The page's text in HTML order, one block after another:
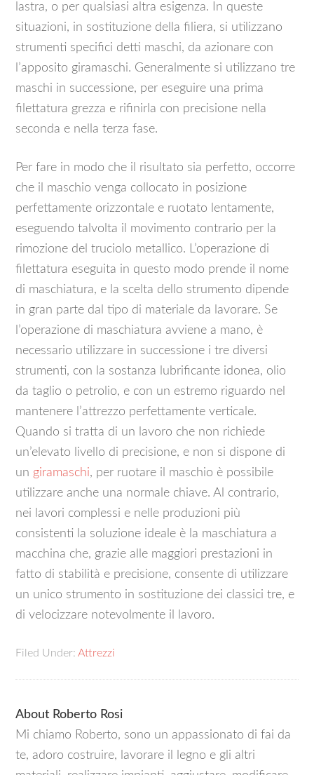
lastra, o per qualsiasi altra esigenza. In queste
situazioni, in sostituzione della filiera, si utilizzano
strumenti specifici detti maschi, da azionare con
l’apposito giramaschi. Generalmente si utilizzano tre
maschi in successione, per eseguire una prima
filettatura grezza e rifinirla con precisione nella
seconda e nella terza fase.
Per fare in modo che il risultato sia perfetto, occorre
che il maschio venga collocato in posizione
perfettamente orizzontale e ruotato lentamente,
eseguendo talvolta il movimento contrario per la
rimozione del truciolo metallico. L’operazione di
filettatura eseguita in questo modo prende il nome
di maschiatura, e la scelta dello strumento dipende
in gran parte dal tipo di materiale da lavorare. Se
l’operazione di maschiatura avviene a mano, è
necessario utilizzare in successione i tre diversi
strumenti, con la sostanza lubrificante idonea, olio
da taglio o petrolio, e con un estremo riguardo nel
mantenere l’attrezzo perfettamente verticale.
Quando si tratta di un lavoro che non richiede
un’elevato livello di precisione, e non si dispone di
un giramaschi, per ruotare il maschio è possibile
utilizzare anche una normale chiave. Al contrario,
nei lavori complessi e nelle produzioni più
consistenti la soluzione ideale è la maschiatura a
macchina che, grazie alle maggiori prestazioni in
fatto di stabilità e precisione, consente di utilizzare
un unico strumento in sostituzione dei classici tre, e
di velocizzare notevolmente il lavoro.
Filed Under:Attrezzi
About Roberto Rosi
Mi chiamo Roberto, sono un appassionato di fai da
te, adoro costruire, lavorare il legno e gli altri